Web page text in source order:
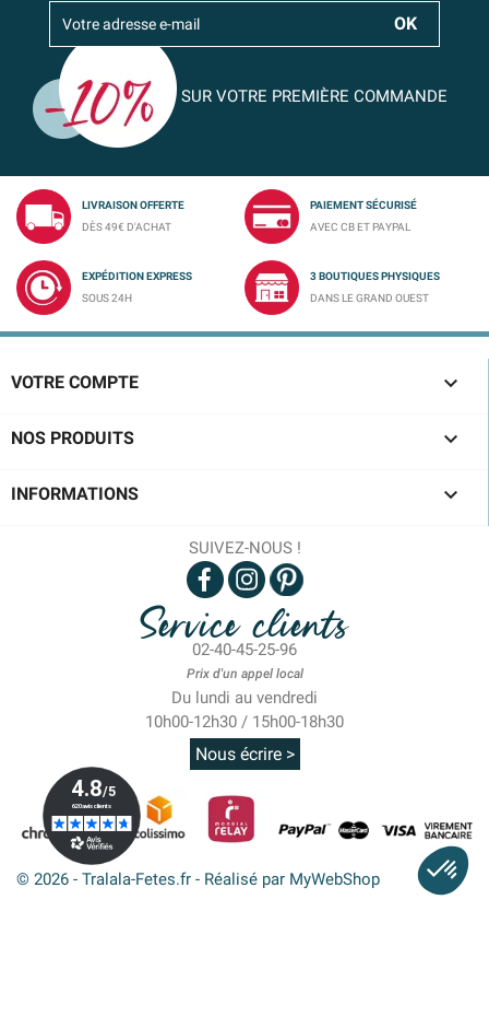
SUR VOTRE PREMIÈRE COMMANDE
LIVRAISON OFFERTE
DÈS 49€ D'ACHAT
PAIEMENT SÉCURISÉ
AVEC CB ET PAYPAL
EXPÉDITION EXPRESS
SOUS 24H
3 BOUTIQUES PHYSIQUES
DANS LE GRAND OUEST
VOTRE COMPTE 
NOS PRODUITS 
INFORMATIONS 
SUIVEZ-NOUS !
Service clients
02-40-45-25-96
Prix d'un appel local
Du lundi au vendredi
10h00-12h30 / 15h00-18h30
Nous écrire >
© 2026 - Tralala-Fetes.fr - Réalisé par MyWebShop